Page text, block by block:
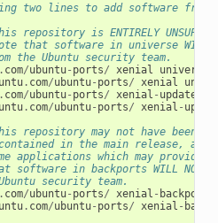
two lines to add software
is ENTIRELY
that software in universe WILL
the Ubuntu security team.
com/ubuntu- ports/ xenial
universe
. com/ubuntu- ports/ xenial
com/ubuntu- ports/ xenial - updates
. com/ubuntu- ports/ xenial -
repository may not have been
in the main release,
applications which may provide
software in backports WILL NOT
security team.
com/ubuntu- ports/ xenial - backports
. com/ubuntu- ports/ xenial -